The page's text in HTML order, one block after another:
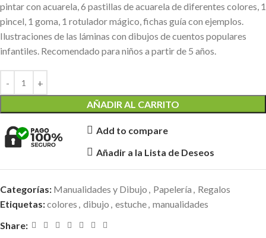
pintar con acuarela, 6 pastillas de acuarela de diferentes colores, 1
pincel, 1 goma, 1 rotulador mágico, fichas guía con ejemplos.
Ilustraciones de las láminas con dibujos de cuentos populares
infantiles. Recomendado para niños a partir de 5 años.
AÑADIR AL CARRITO
Add to compare
Añadir a la Lista de Deseos
Categorías: Manualidades y Dibujo , Papelería , Regalos
Etiquetas:colores , dibujo , estuche, manualidades
Share: